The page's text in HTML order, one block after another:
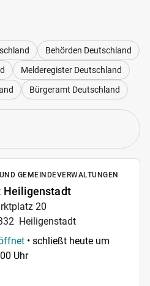
Behörden Deutschland
Melderegister Deutschland
Bürgeramt Deutschland
GEMEINDEVERWALTUNGEN
Heiligenstadt
20
Heiligenstadt
• schließt heute um
Uhr